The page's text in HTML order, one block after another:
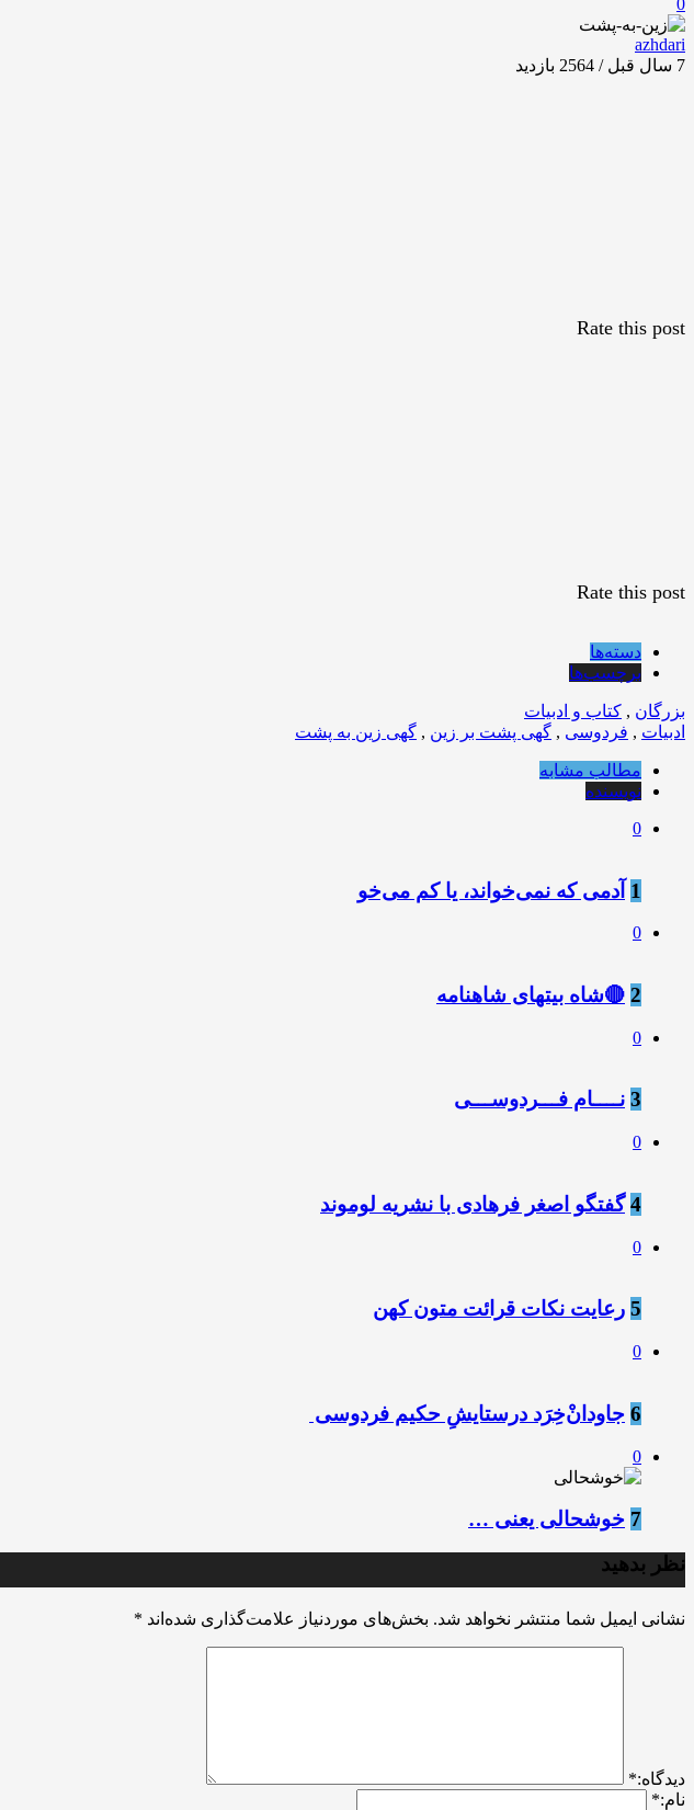
azhdari
7 سال قبل / 2564
بازدید
Rate this post
Rate this post
دسته‌ها
برچسب‌ها
بزرگان , کتاب و ادبیات
ادبیات , فردوسی , گهی پشت بر زین , گهی زین به پشت
مطالب مشابه
نویسنده
0
1 آدمی که نمی‌خواند، یا کم می‌خو
0
2 🔴شاه بیتهای شاهنامه
0
3 نــــام فـــردوســـی
0
4 گفتگو اصغر فرهادی با نشریه لوموند
0
5 رعایت نکات قرائت متون کهن
0
6 جاودانْ‌خِرَد درستایشِ حکیم فردوسی
0
7 خوشحالی یعنی …
نظر بدهید
نشانی ایمیل شما منتشر نخواهد شد. بخش‌های موردنیاز علامت‌گذاری شده‌اند *
ديدگاه:*
نام:*